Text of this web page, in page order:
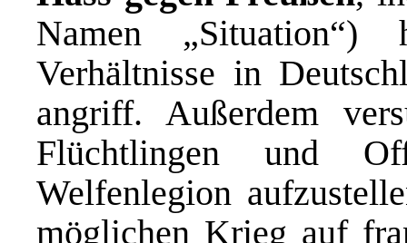
Namen
Verhältnisse in
angriff. Außerdem
Flüchtlingen und
Welfenlegion
möglichen Krieg auf